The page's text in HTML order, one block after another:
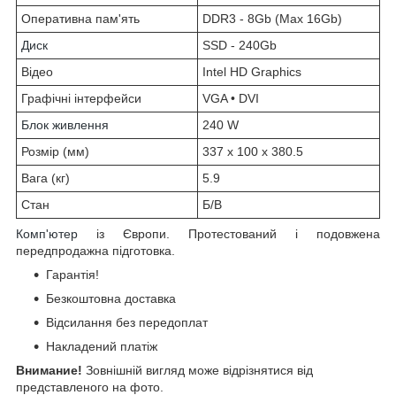
Оперативна пам'ять
DDR3 - 8Gb (Max 16Gb)
Диск
SSD - 240Gb
Відео
Intel HD Graphics
Графічні інтерфейси
VGA • DVI
Блок живлення
240 W
Розмір (мм)
337 x 100 x 380.5
Вага (кг)
5.9
Стан
Б/В
Комп'ютер із Європи. Протестований і подовжена
передпродажна підготовка.
Гарантія!
Безкоштовна доставка
Відсилання без передоплат
Накладений платіж
Внимание! Зовнішній вигляд може відрізнятися від
представленого на фото.